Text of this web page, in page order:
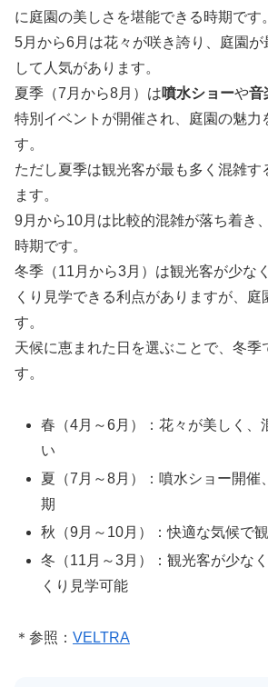
に庭園の美しさを堪能できる時期です。
5月から6月は花々が咲き誇り、庭園が
して人気があります。
夏季（7月から8月）は噴水ショーや音
特別イベントが開催され、庭園の魅力
す。
ただし夏季は観光客が最も多く混雑す
ます。
9月から10月は比較的混雑が落ち着き
時期です。
冬季（11月から3月）は観光客が少な
くり見学できる利点がありますが、庭
す。
天候に恵まれた日を選ぶことで、冬季
す。
春（4月～6月）：花々が美しく、
い
夏（7月～8月）：噴水ショー開催
期
秋（9月～10月）：快適な気候で
冬（11月～3月）：観光客が少な
くり見学可能
＊参照： VELTRA